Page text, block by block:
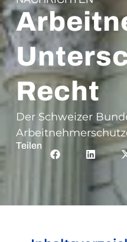
Recht
Der Schweizer
Teilen